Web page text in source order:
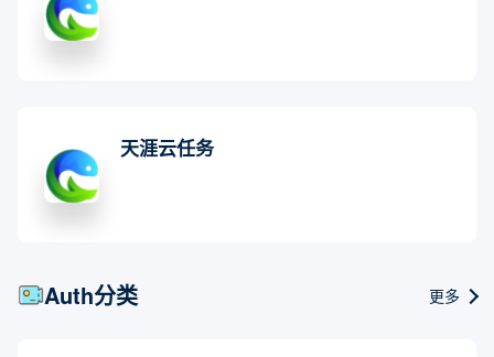
天涯云任务
Auth分类 更多